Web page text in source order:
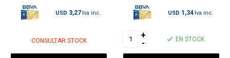
USD 3,27
CONSULTAR STOCK
USD 1,34
+
- EN STOCK